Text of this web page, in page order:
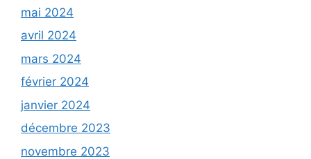
mai 2024
avril 2024
mars 2024
février 2024
janvier 2024
décembre 2023
novembre 2023